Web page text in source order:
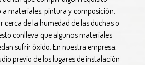
a materiales, pintura y composición.
cerca de la humedad de las duchas o
conlleva que algunos materiales
sufrir óxido. En nuestra empresa,
previo de los lugares de instalación